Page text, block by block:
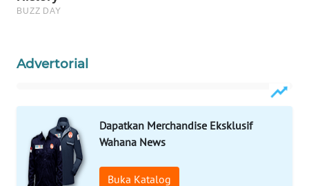
Advertorial
Dapatkan Merchandise Eksklusif
Wahana News
Buka Katalog
MKLI
LPKKI
LKKI
KOPEKLIN